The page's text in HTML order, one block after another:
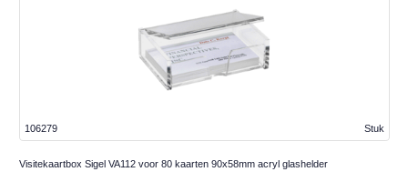
Stuk
106279
Visitekaartbox Sigel VA112 voor 80 kaarten 90x58mm acryl glashelder